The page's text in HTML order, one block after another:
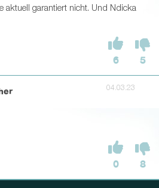
aktuell garantiert nicht. Und Ndicka
6 5
04.03.23
0 8